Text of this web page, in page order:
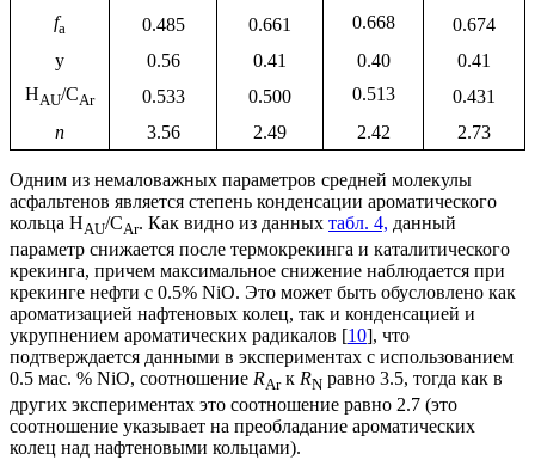
fa 0.485 0.661 0.668
0.674
у
0.56 0.41 0.40
0.41
HAU/CAr 0.533 0.500 0.513
0.431
n
3.56 2.49 2.42 2.73
Одним из немаловажных параметров средней молекулы
асфальтенов является степень конденсации ароматического
кольца HAU/CAr. Как видно из данных табл. 4, данный
параметр снижается после термокрекинга и каталитического
крекинга, причем максимальное снижение наблюдается при
крекинге нефти с 0.5% NiO. Это может быть обусловлено как
ароматизацией нафтеновых колец, так и конденсацией и
укрупнением ароматических радикалов [10], что
подтверждается данными в экспериментах с использованием
0.5 мас. % NiO, соотношение RArк RN равно 3.5, тогда как в
других экспериментах это соотношение равно 2.7 (это
соотношение указывает на преобладание ароматических
колец над нафтеновыми кольцами).